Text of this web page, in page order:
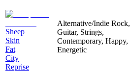
Sheep
Skin
Fat
City
Reprise
Alternative/Indie Rock,
Guitar, Strings,
Contemporary, Happy,
Energetic